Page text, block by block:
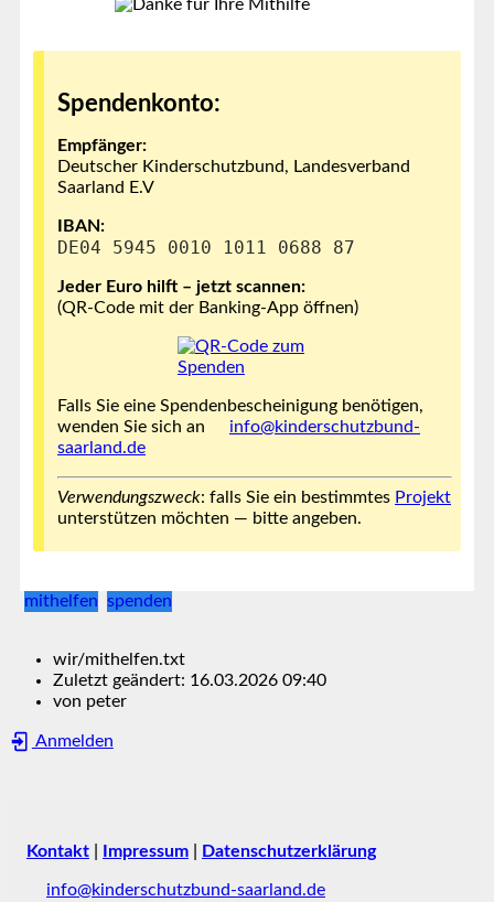
Spendenkonto:
Empfänger:
Deutscher Kinderschutzbund, Landesverband
Saarland E.V
IBAN:
DE04 5945 0010 1011 0688 87
Jeder Euro hilft – jetzt scannen:
(QR-Code mit der Banking-App öffnen)
Falls Sie eine Spendenbescheinigung benötigen,
wenden Sie sich an
info@kinderschutzbund-
saarland.de
Verwendungszweck: falls Sie ein bestimmtes Projekt
unterstützen möchten — bitte angeben.
mithelfen spenden
wir/mithelfen.txt
Zuletzt geändert: 16.03.2026 09:40
von peter
Anmelden
Kontakt Impressum Datenschutzerklärung
info@kinderschutzbund-saarland.de